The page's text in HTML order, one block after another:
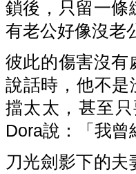
鎖後，只留一條
有老公好像沒老
彼此的傷害沒有
說話時，他不
擋太太，甚至
Dora說：「我
刀光劍影下的